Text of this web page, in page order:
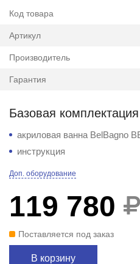
Код товара
Артикул
Производитель
Гарантия
Базовая комплектация
акриловая ванна BelBagno
инструкция
Доп. оборудование
119 780
Поставляется под заказ
В корзину